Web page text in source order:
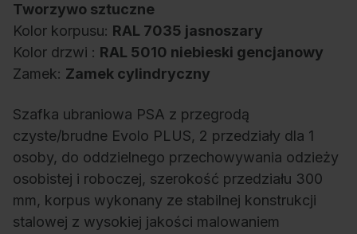
Tworzywo sztuczne
Kolor korpusu: RAL 7035 jasnoszary
Kolor drzwi : RAL 5010 niebieski gencjanowy
Zamek: Zamek cylindryczny
Szafka ubraniowa PSA z przegrodą
czyste/brudne Evolo PLUS, 2 przedziały dla 1
osoby, do oddzielnego przechowywania odzieży
osobistej i roboczej, szerokość przedziału 300
mm, korpus wykonany ze stabilnej konstrukcji
stalowej z wysokiej jakości malowaniem